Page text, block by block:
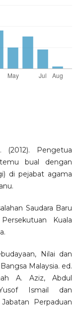
Pengetua
bual dengan
di pejabat agama
Saudara Baru
Kuala
Nilai dan
Malaysia. ed.
A. Aziz, Abdul
Ismail dan
Perpaduan